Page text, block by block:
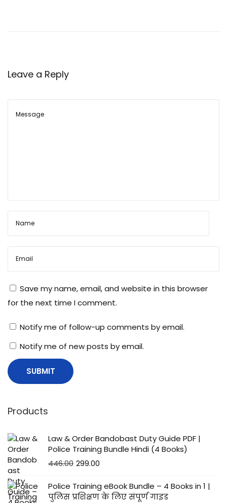
र
ना
Leave a Reply
Save my name, email, and website in this browser
for the next time I comment.
Notify me of follow-up comments by email.
Notify me of new posts by email.
Products
Law & Order Bandobast Duty Guide PDF |
Police Training Bundle Hindi (4 Books)
446.00 299.00
Police Training eBook Bundle – 4 Books in 1 |
पुलिस प्रशिक्षण के लिए संपूर्ण गाइड